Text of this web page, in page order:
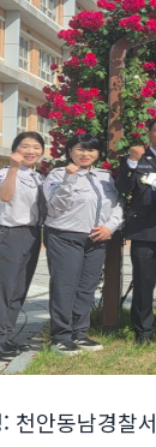
천안동남경찰